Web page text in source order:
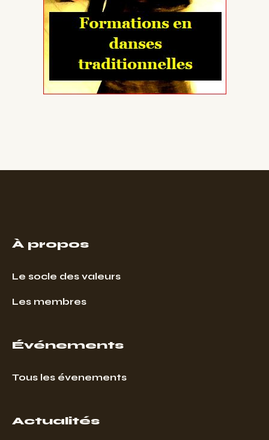
À propos
Le socle des valeurs
Les membres
Événements
Tous les évenements
Actualités